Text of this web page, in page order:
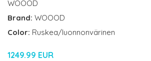
WOOOD
Brand: WOOOD
Color: Ruskea/luonnonvärinen
1249.99 EUR